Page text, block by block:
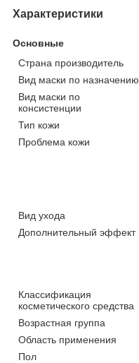
Характеристики
Основные
Страна производитель
Вид маски по назначению
Вид маски по
консистенции
Тип кожи
Проблема кожи
Вид ухода
Дополнительный эффект
Классификация
косметического средства
Возрастная группа
Область применения
Пол